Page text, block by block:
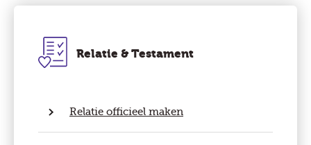
Relatie & Testament
Relatie officieel maken